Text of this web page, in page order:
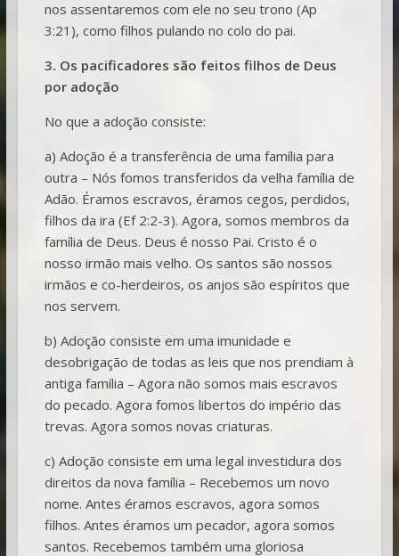
nos assentaremos com ele no seu trono (Ap
3:21), como filhos pulando no colo do pai.
3. Os pacificadores são feitos filhos de Deus
por adoção
No que a adoção consiste:
a) Adoção é a transferência de uma família para
outra – Nós fomos transferidos da velha família de
Adão. Éramos escravos, éramos cegos, perdidos,
filhos da ira (Ef 2:2-3). Agora, somos membros da
família de Deus. Deus é nosso Pai. Cristo é o
nosso irmão mais velho. Os santos são nossos
irmãos e co-herdeiros, os anjos são espíritos que
nos servem.
b) Adoção consiste em uma imunidade e
desobrigação de todas as leis que nos prendiam à
antiga família – Agora não somos mais escravos
do pecado. Agora fomos libertos do império das
trevas. Agora somos novas criaturas.
c) Adoção consiste em uma legal investidura dos
direitos da nova família – Recebemos um novo
nome. Antes éramos escravos, agora somos
filhos. Antes éramos um pecador, agora somos
santos. Recebemos também uma gloriosa